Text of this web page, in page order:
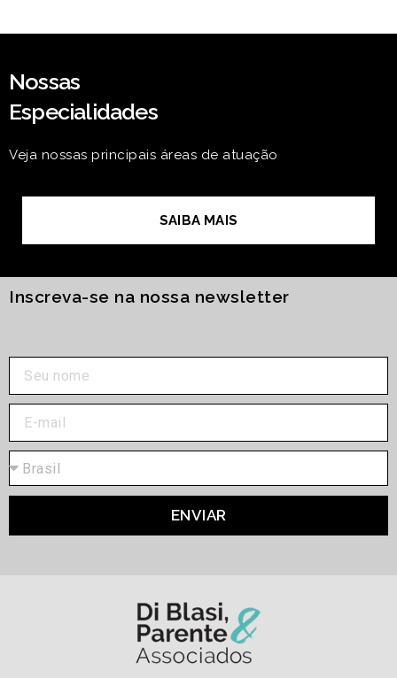
Nossas
Especialidades
Veja nossas principais áreas de atuação
SAIBA MAIS
Inscreva-se na nossa newsletter
ENVIAR